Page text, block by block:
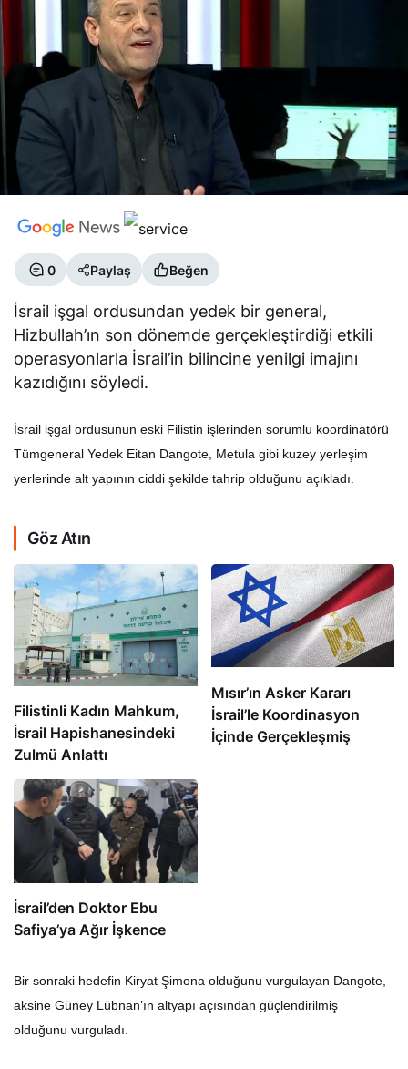
0 Paylaş Beğen
İsrail işgal ordusundan yedek bir general,
Hizbullah’ın son dönemde gerçekleştirdiği etkili
operasyonlarla İsrail’in bilincine yenilgi imajını
kazıdığını söyledi.
İsrail işgal ordusunun eski Filistin işlerinden sorumlu koordinatörü
Tümgeneral Yedek Eitan Dangote, Metula gibi kuzey yerleşim
yerlerinde alt yapının ciddi şekilde tahrip olduğunu açıkladı.
Göz Atın
Filistinli Kadın Mahkum,
İsrail Hapishanesindeki
Zulmü Anlattı
Mısır’ın Asker Kararı
İsrail’le Koordinasyon
İçinde Gerçekleşmiş
İsrail’den Doktor Ebu
Safiya’ya Ağır İşkence
Bir sonraki hedefin Kiryat Şimona olduğunu vurgulayan Dangote,
aksine Güney Lübnan’ın altyapı açısından güçlendirilmiş
olduğunu vurguladı.